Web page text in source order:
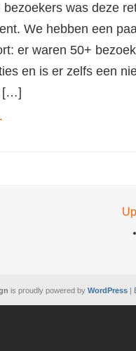
bezoekers was deze
We hebben een
er waren 50+
en is er zelfs een
[…]
is proudly powered by WordPress |